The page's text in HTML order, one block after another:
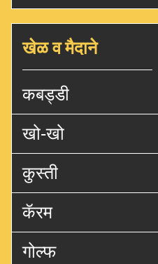
खेळ व मैदाने
कबड्डी
खो-खो
कुस्ती
कॅरम
गोल्फ